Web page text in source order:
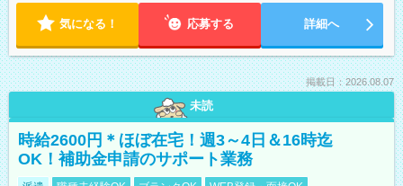
気になる！ 応募する 詳細へ
掲載日：2026.08.07
未読
時給2600円＊ほぼ在宅！週3～4日＆16時迄
OK！補助金申請のサポート業務